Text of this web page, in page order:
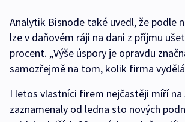
Analytik Bisnode také uvedl, že podle
lze v daňovém ráji na dani z příjmu
procent. „Výše úspory je opravdu
samozřejmě na tom, kolik firma
I letos vlastníci firem nejčastěji míří na
zaznamenaly od ledna sto nových